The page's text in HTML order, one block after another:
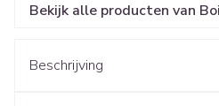
Bekijk alle producten van
Beschrijving